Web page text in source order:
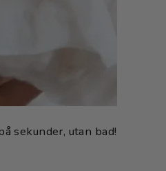
sekunder, utan bad!